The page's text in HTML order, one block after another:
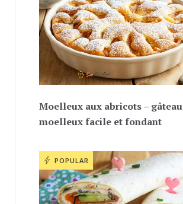
Moelleux aux abricots – gâteau
moelleux facile et fondant
POPULAR